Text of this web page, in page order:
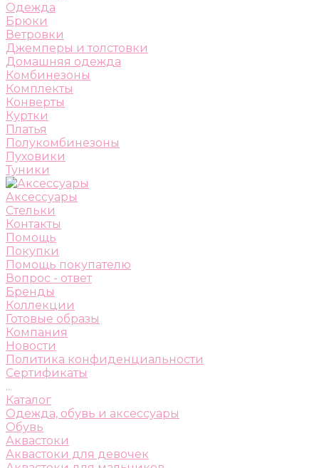
Одежда
Брюки
Ветровки
Джемперы и толстовки
Домашняя одежда
Комбинезоны
Комплекты
Конверты
Куртки
Платья
Полукомбинезоны
Пуховики
Туники
Аксессуары
Стельки
Контакты
Помощь
Покупки
Помощь покупателю
Вопрос - ответ
Бренды
Коллекции
Готовые образы
Компания
Новости
Политика конфиденциальности
Сертификаты
...
Каталог
Одежда, обувь и аксессуары
Обувь
Аквастоки
Аквастоки для девочек